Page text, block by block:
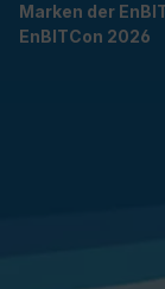
Marken der
EnBITCon 2026